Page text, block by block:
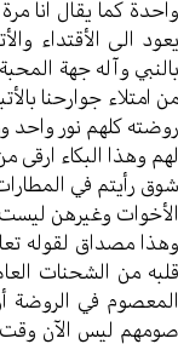
واحدة كما يقال انا
يعود الى الأقتداء
بالنبي وآله جهة
من امتلاء جوارحنا
روضته كلهم نور واحد
لهم وهذا البكاء ارقى
شوق رأيتم في
الأخوات وغيرهن
وهذا مصداق لقوله
قلبه من الشحنات
المعصوم في الروضة
صومهم ليس الآن وقت